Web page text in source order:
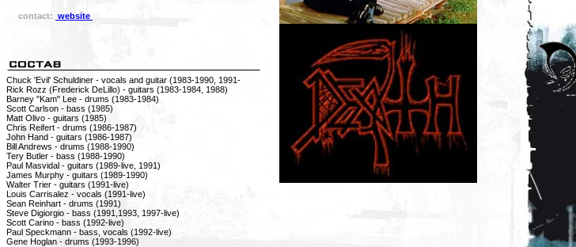
contact: website
Chuck 'Evil' Schuldiner - vocals and guitar (1983-1990, 1991-
Rick Rozz (Frederick DeLillo) - guitars (1983-1984, 1988)
Barney "Kam" Lee - drums (1983-1984)
Scott Carlson - bass (1985)
Matt Olivo - guitars (1985)
Chris Reifert - drums (1986-1987)
John Hand - guitars (1986-1987)
Bill Andrews - drums (1988-1990)
Tery Butler - bass (1988-1990)
Paul Masvidal - guitars (1989-live, 1991)
James Murphy - guitars (1989-1990)
Walter Trier - guitars (1991-live)
Louis Carrisalez - vocals (1991-live)
Sean Reinhart - drums (1991)
Steve Digiorgio - bass (1991,1993, 1997-live)
Scott Carino - bass (1992-live)
Paul Speckmann - bass, vocals (1992-live)
Gene Hoglan - drums (1993-1996)